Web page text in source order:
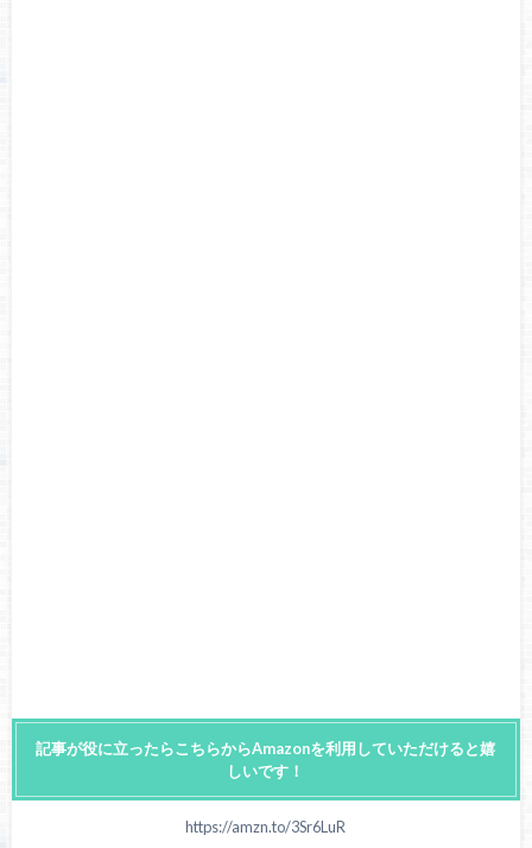
記事が役に立ったらこちらからAmazonを利用していただけると嬉
しいです！
https://amzn.to/3Sr6LuR